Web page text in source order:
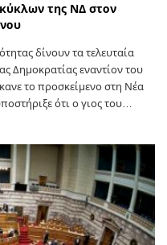
της ΝΔ στον
δίνουν τα τελευταία
Δημοκρατίας εναντίον του
το προσκείμενο στη Νέα
ότι ο γιoς του…